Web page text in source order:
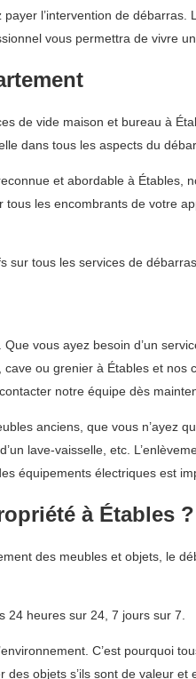
l’intervention de
vous permettra de vivre
de vide maison et bureau à
dans tous les aspects du
et abordable à
les encombrants de votre
sur tous les services de
vous ayez besoin d’un
ou grenier à Étables et
notre équipe dès
anciens, que vous n’ayez
lave-vaisselle, etc.
équipements électriques est
à Étables ?
des meubles et objets, le
24 heures sur 24, 7 jours sur 7.
C’est pourquoi
objets s’ils sont de valeur et